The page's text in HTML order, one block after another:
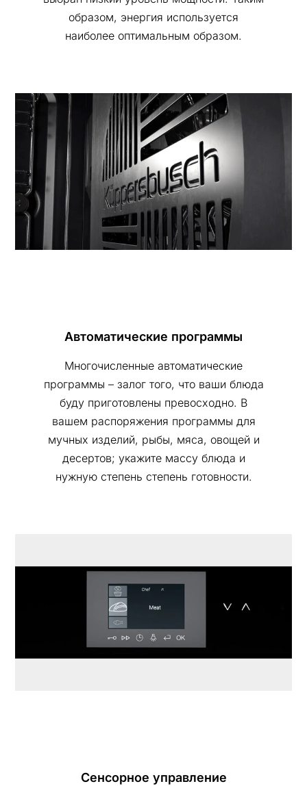
образом, энергия используется
наиболее оптимальным образом.
Автоматические программы
Многочисленные автоматические
программы – залог того, что ваши блюда
буду приготовлены превосходно. В
вашем распоряжения программы для
мучных изделий, рыбы, мяса, овощей и
десертов; укажите массу блюда и
нужную степень степень готовности.
Сенсорное управление